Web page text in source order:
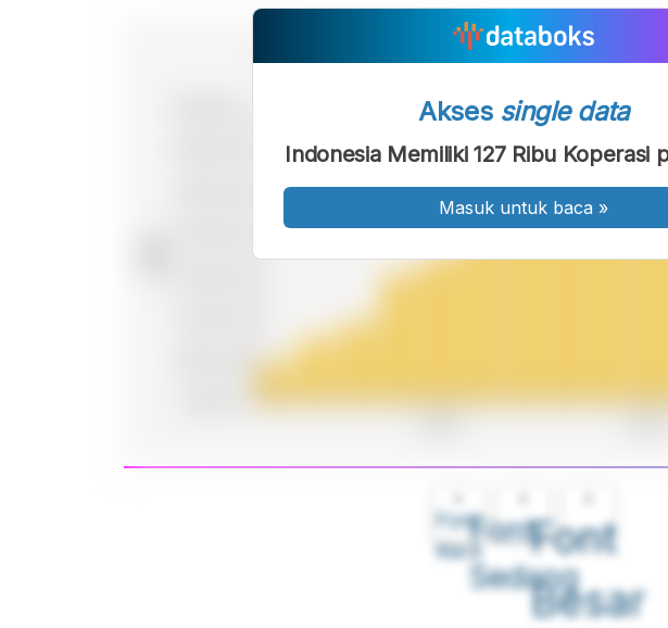
Font
Kecil
Font
Sedang
Font
Besar
Akses single data
Indonesia Memiliki 127 Ribu Koperasi
Masuk untuk baca »